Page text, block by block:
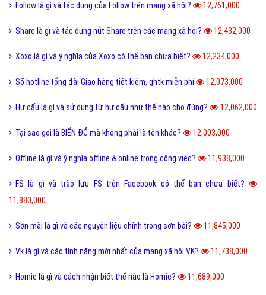
Follow là gì và tác dụng của Follow trên mạng xã hội? 12,761,000
Share là gì và tác dụng nút Share trên các mạng xã hội? 12,432,000
Xoxo là gì và ý nghĩa của Xoxo có thể bạn chưa biết? 12,234,000
Số hotline tổng đài Giao hàng tiết kiệm, ghtk miễn phí 12,073,000
Hư cấu là gì và sử dụng từ hư cấu như thế nào cho đúng? 12,062,000
Tại sao gọi là BIỂN ĐỎ mà không phải là tên khác? 12,003,000
Offline là gì và ý nghĩa offline & online trong công việc? 11,938,000
FS là gì và trào lưu FS trên Facebook có thể bạn chưa biết?
11,880,000
Sơn mài là gì và các nguyên liệu chính trong sơn bài? 11,845,000
Vk là gì và các tính năng mới nhất của mạng xã hội VK? 11,738,000
Homie là gì và cách nhận biết thế nào là Homie? 11,689,000